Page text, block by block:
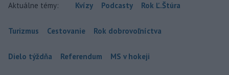
Aktuálne témy: Kvízy Podcasty Rok Ľ.Štúra
Turizmus Cestovanie Rok dobrovoľníctva
Dielo týždňa Referendum MS v hokeji